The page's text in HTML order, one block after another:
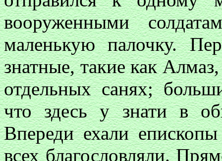
вооруженными
маленькую палочку.
знатные, такие как
отдельных санях;
что здесь у знати в
Впереди ехали
всех благословляли.